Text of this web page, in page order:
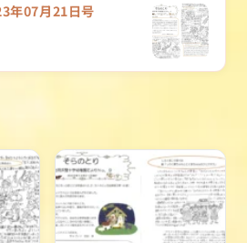
年07月21日号